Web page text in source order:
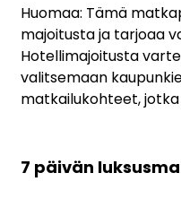
Huomaa: Tämä
majoitusta ja tarjoaa
Hotellimajoitusta
valitsemaan
matkailukohteet,
7 päivän